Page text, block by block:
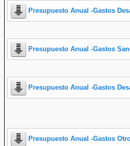
Presupuesto Anual -Gastos
Presupuesto Anual -Gastos
Presupuesto Anual -Gastos
Presupuesto Anual -Gastos